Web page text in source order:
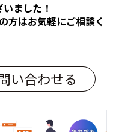
ました！
方はお気軽にご相談く
い合わせる